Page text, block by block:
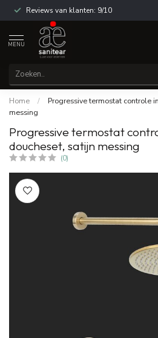
Reviews van klanten: 9/10
MENU
Home /
Progressive termostat controle
messing
Progressive termostat
doucheset, satijn messing
(0)